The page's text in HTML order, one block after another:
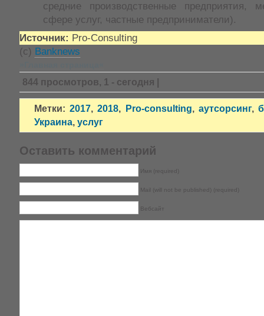
средние производственные
сфере услуг, частные предприниматели).
Источник: Pro-Consulting
(с) Banknews
844 просмотров, 1 - сегодня |
Метки: 2017,2018, Pro-consulting, аутсорсинг,
Украина, услуг
Оставить комментарий
Имя (required)
Mail (will not be published) (required)
Вебсайт